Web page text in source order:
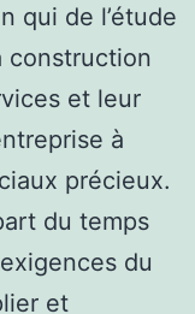
qui de l’étude
construction
et leur
à
précieux.
du temps
du
et